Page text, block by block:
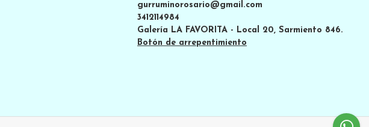
gurruminorosario@gmail.com
3412114984
Galería LA FAVORITA - Local 20, Sarmiento 846.
Botón de arrepentimiento